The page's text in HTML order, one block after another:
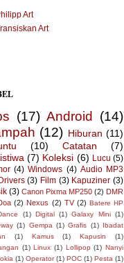
Art
Art
(17) Android (14)
(12) Hiburan (11)
(10) Catatan
(7)
(7) Koleksi (6) Lucu (5)
(4) Windows (4) Audio MP3
(3) Film (3) Kapuziner (3)
(3) Canon Pixma MP250 (2) DMR
(2) Nexus (2) TV (2) Batere HP
(1) Digital (1) Galaxy Mini (1)
(1) Gempa (1) Grafis (1) Ibadat
(1) Kamus (1) Kapusin
(1)
(1) Linux (1) Lollipop (1) Nanyi
(1) Operator (1) POC (1) Pesta (1)